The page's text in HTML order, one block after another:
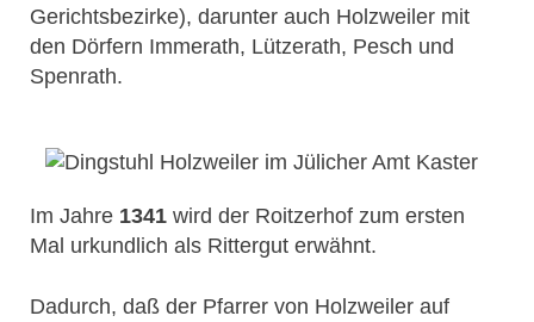
Gerichtsbezirke), darunter auch Holzweiler mit
den Dörfern Immerath, Lützerath, Pesch und
Spenrath.
Im Jahre 1341 wird der Roitzerhof zum ersten
Mal urkundlich als Rittergut erwähnt.
Dadurch, daß der Pfarrer von Holzweiler auf